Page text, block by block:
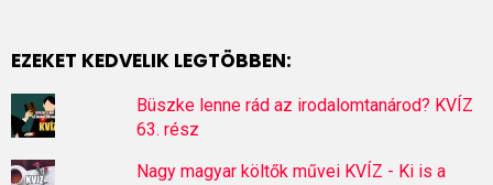
EZEKET KEDVELIK LEGTÖBBEN:
Büszke lenne rád az irodalomtanárod? KVÍZ
63. rész
Nagy magyar költők művei KVÍZ - Ki is a